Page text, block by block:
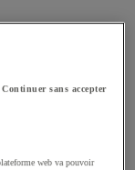
Continuer sans accepter
web va pouvoir